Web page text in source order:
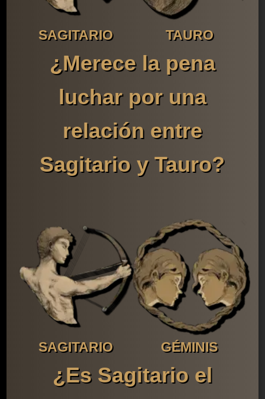
SAGITARIO TAURO
¿Merece la pena
luchar por una
relación entre
Sagitario y Tauro?
SAGITARIO GÉMINIS
¿Es Sagitario el